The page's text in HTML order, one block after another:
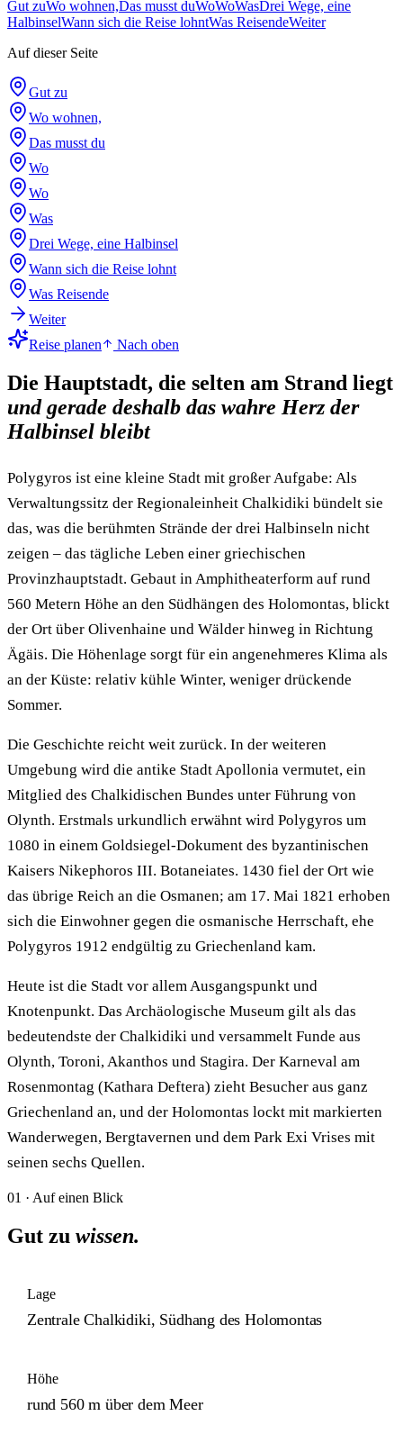
Gut zuWo wohnen,Das musst duWoWoWasDrei Wege, eine
HalbinselWann sich die Reise lohntWas ReisendeWeiter
Auf dieser Seite
Gut zu
Wo wohnen,
Das musst du
Wo
Wo
Was
Drei Wege, eine Halbinsel
Wann sich die Reise lohnt
Was Reisende
Weiter
Reise planen
Nach oben
Die Hauptstadt, die selten am Strand liegt
und gerade deshalb das wahre Herz der
Halbinsel bleibt
Polygyros ist eine kleine Stadt mit großer Aufgabe: Als
Verwaltungssitz der Regionaleinheit Chalkidiki bündelt sie
das, was die berühmten Strände der drei Halbinseln nicht
zeigen – das tägliche Leben einer griechischen
Provinzhauptstadt. Gebaut in Amphitheaterform auf rund
560 Metern Höhe an den Südhängen des Holomontas, blickt
der Ort über Olivenhaine und Wälder hinweg in Richtung
Ägäis. Die Höhenlage sorgt für ein angenehmeres Klima als
an der Küste: relativ kühle Winter, weniger drückende
Sommer.
Die Geschichte reicht weit zurück. In der weiteren
Umgebung wird die antike Stadt Apollonia vermutet, ein
Mitglied des Chalkidischen Bundes unter Führung von
Olynth. Erstmals urkundlich erwähnt wird Polygyros um
1080 in einem Goldsiegel-Dokument des byzantinischen
Kaisers Nikephoros III. Botaneiates. 1430 fiel der Ort wie
das übrige Reich an die Osmanen; am 17. Mai 1821 erhoben
sich die Einwohner gegen die osmanische Herrschaft, ehe
Polygyros 1912 endgültig zu Griechenland kam.
Heute ist die Stadt vor allem Ausgangspunkt und
Knotenpunkt. Das Archäologische Museum gilt als das
bedeutendste der Chalkidiki und versammelt Funde aus
Olynth, Toroni, Akanthos und Stagira. Der Karneval am
Rosenmontag (Kathara Deftera) zieht Besucher aus ganz
Griechenland an, und der Holomontas lockt mit markierten
Wanderwegen, Bergtavernen und dem Park Exi Vrises mit
seinen sechs Quellen.
01 · Auf einen Blick
Gut zu wissen.
Lage
Zentrale Chalkidiki, Südhang des Holomontas
Höhe
rund 560 m über dem Meer